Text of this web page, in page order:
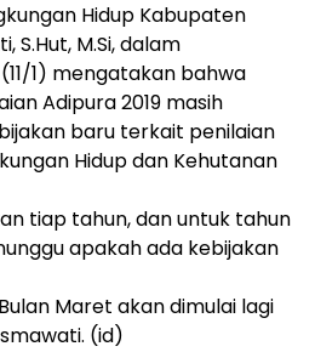
Hidup Kabupaten
S.Hut, M.Si, dalam
1) mengatakan bahwa
Adipura 2019 masih
baru terkait penilaian
Hidup dan Kehutanan
tiap tahun, dan untuk tahun
apakah ada kebijakan
Maret akan dimulai lagi
(id)